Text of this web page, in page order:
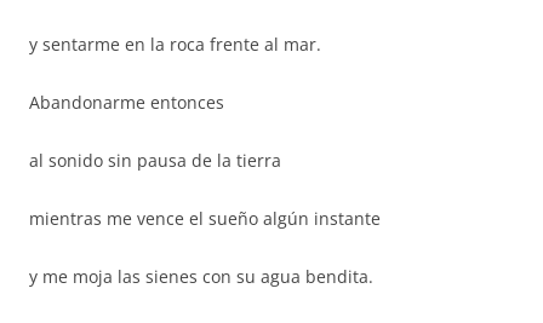
y sentarme en la roca frente al mar.
Abandonarme entonces
al sonido sin pausa de la tierra
mientras me vence el sueño algún instante
y me moja las sienes con su agua bendita.